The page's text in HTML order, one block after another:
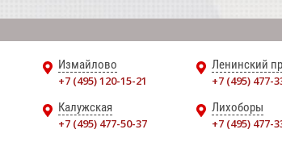
Измайлово
+7 (495) 120-15-21
Ленинский
+7 (495) 477-
Калужская
+7 (495) 477-50-37
Лихоборы
+7 (495) 477-